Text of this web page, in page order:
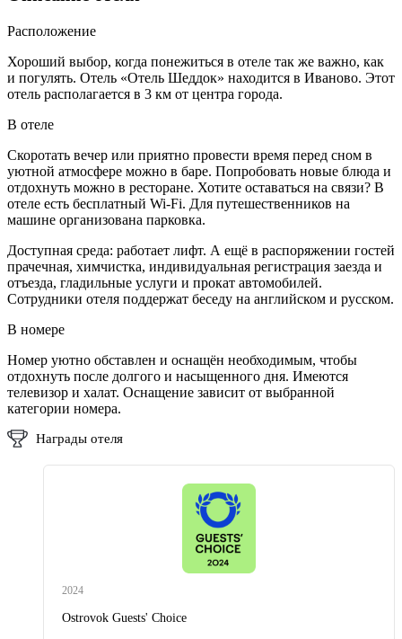
Расположение
Хороший выбор, когда понежиться в отеле так же важно, как
и погулять. Отель «Отель Шеддок» находится в Иваново. Этот
отель располагается в 3 км от центра города.
В отеле
Скоротать вечер или приятно провести время перед сном в
уютной атмосфере можно в баре. Попробовать новые блюда и
отдохнуть можно в ресторане. Хотите оставаться на связи? В
отеле есть бесплатный Wi-Fi. Для путешественников на
машине организована парковка.
Доступная среда: работает лифт. А ещё в распоряжении гостей
прачечная, химчистка, индивидуальная регистрация заезда и
отъезда, гладильные услуги и прокат автомобилей.
Сотрудники отеля поддержат беседу на английском и русском.
В номере
Номер уютно обставлен и оснащён необходимым, чтобы
отдохнуть после долгого и насыщенного дня. Имеются
телевизор и халат. Оснащение зависит от выбранной
категории номера.
Награды отеля
2024
Ostrovok Guests' Choice